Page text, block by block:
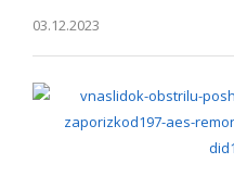
03.12.2023